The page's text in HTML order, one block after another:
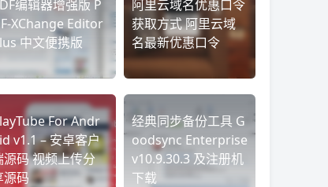
编辑器增强版 P
XChange Editor
中文便携版
阿里云域名优惠口令
获取方式 阿里云域
名最新优惠口令
For Andr
v1.1 – 安卓客户
源码 视频上传分
源码
经典同步备份工具 G
oodsync Enterprise
v10.9.30.3 及注册机
下载